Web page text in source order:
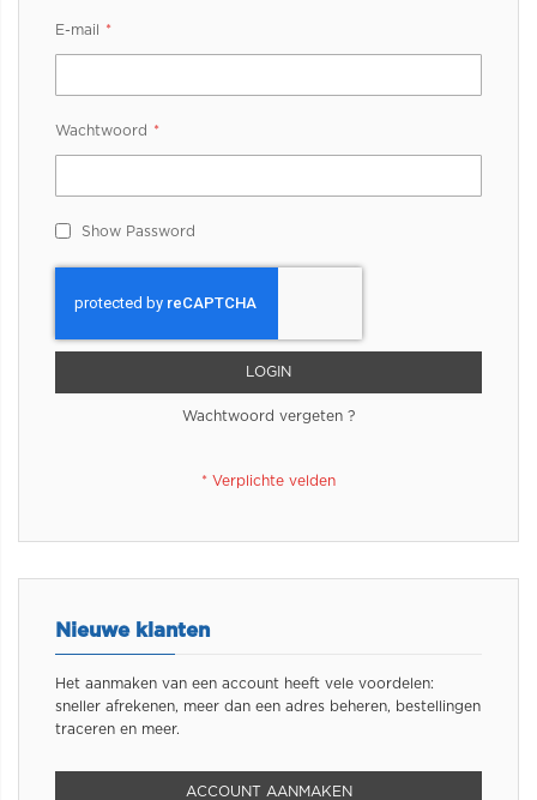
E-mail
Wachtwoord
Show Password
LOGIN
Wachtwoord vergeten ?
Nieuwe klanten
Het aanmaken van een account heeft vele voordelen:
sneller afrekenen, meer dan een adres beheren, bestellingen
traceren en meer.
ACCOUNT AANMAKEN